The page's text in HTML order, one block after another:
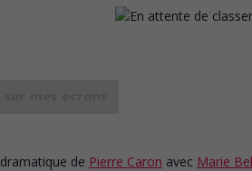
de Pierre Caron avec Marie